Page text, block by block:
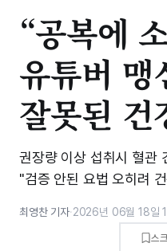
“공복에
유튜버 맹
잘못된 건
권장량 이상 섭취시 혈관
"검증 안된 요법 오히려
최영찬 기자·2026년 06월 18일
스